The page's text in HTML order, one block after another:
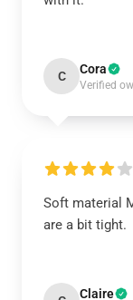
C Cora
Verified
Soft material
are a bit tight.
Claire